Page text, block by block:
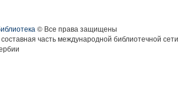
© Все права защищены
часть международной библиотечной